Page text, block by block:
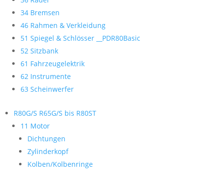
34 Bremsen
46 Rahmen & Verkleidung
51 Spiegel & Schlösser __PDR80Basic
52 Sitzbank
61 Fahrzeugelektrik
62 Instrumente
63 Scheinwerfer
R80G/S R65G/S bis R80ST
11 Motor
Dichtungen
Zylinderkopf
Kolben/Kolbenringe